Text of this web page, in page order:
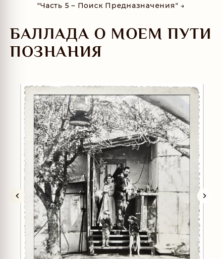
"Часть 5 – Поиск Предназначения" →
БАЛЛАДА О МОЕМ ПУТИ
ПОЗНАНИЯ